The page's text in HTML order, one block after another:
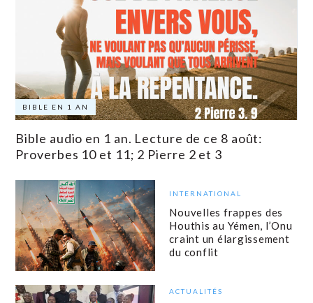
BIBLE EN 1 AN
Bible audio en 1 an. Lecture de ce 8 août:
Proverbes 10 et 11; 2 Pierre 2 et 3
INTERNATIONAL
Nouvelles frappes des
Houthis au Yémen, l’Onu
craint un élargissement
du conflit
ACTUALITÉS